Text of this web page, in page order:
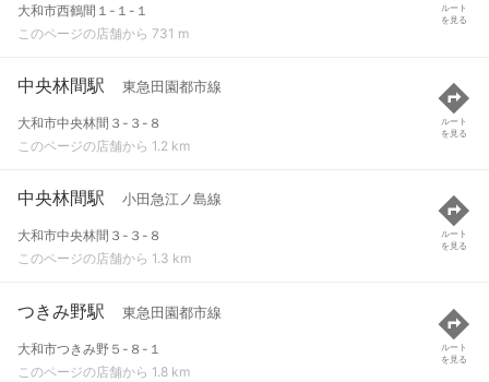
大和市西鶴間１-１-１
このページの店舗から 731 m
ルート
を見る
中央林間駅 東急田園都市線
大和市中央林間３-３-８
このページの店舗から 1.2 km
ルート
を見る
中央林間駅 小田急江ノ島線
大和市中央林間３-３-８
このページの店舗から 1.3 km
ルート
を見る
つきみ野駅 東急田園都市線
大和市つきみ野５-８-１
このページの店舗から 1.8 km
ルート
を見る